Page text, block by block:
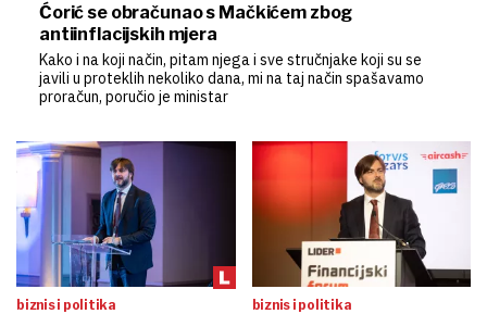
Ćorić se obračunao s Mačkićem zbog
antiinflacijskih mjera
Kako i na koji način, pitam njega i sve stručnjake koji su se
javili u proteklih nekoliko dana, mi na taj način spašavamo
proračun, poručio je ministar
biznis i politika biznis i politika